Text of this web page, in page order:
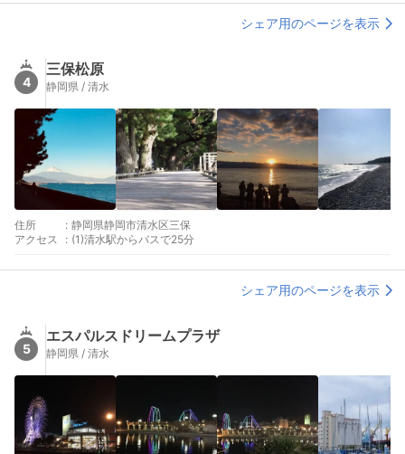
シェア用のページを表示
4
三保松原
静岡県 / 清水
住所 : 静岡県静岡市清水区三保
アクセス
: (1)清水駅からバスで25分
シェア用のページを表示
5
エスパルスドリームプラザ
静岡県 / 清水